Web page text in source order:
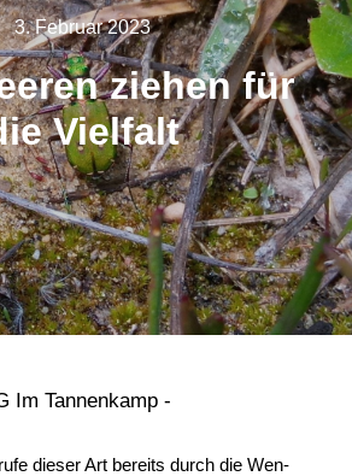
3. Februar 2023
zie­hen für
Vielfalt
Im Tannenkamp -
die­ser Art bereits durch die Wen­